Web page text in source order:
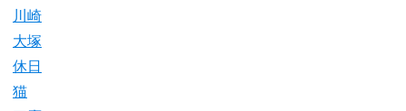
川崎
大塚
休日
猫